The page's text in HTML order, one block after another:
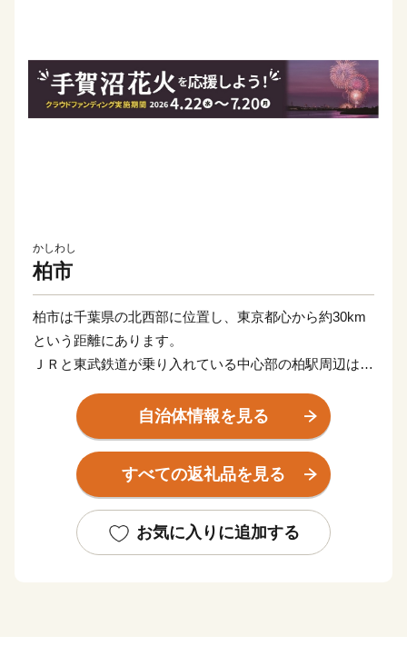
かしわし
柏市
柏市は千葉県の北西部に位置し、東京都心から約30km
という距離にあります。
ＪＲと東武鉄道が乗り入れている中心部の柏駅周辺は、
プレス周辺は、先進的なまちづくりが、今も進められて
います。また、「柏（かしわ）」は船から荷揚げをする
「河岸場（かしば）」から転訛したとする説があるよう
に、利根川や手賀沼など、市内には多くの水辺環境があ
に、生産量日本一を誇る「かぶ」をはじめ、季節ごとに
様々な野菜や果樹が栽培され、首都圏近郊でも有数の農
自治体情報を見る
すべての返礼品を見る
お気に入りに追加する